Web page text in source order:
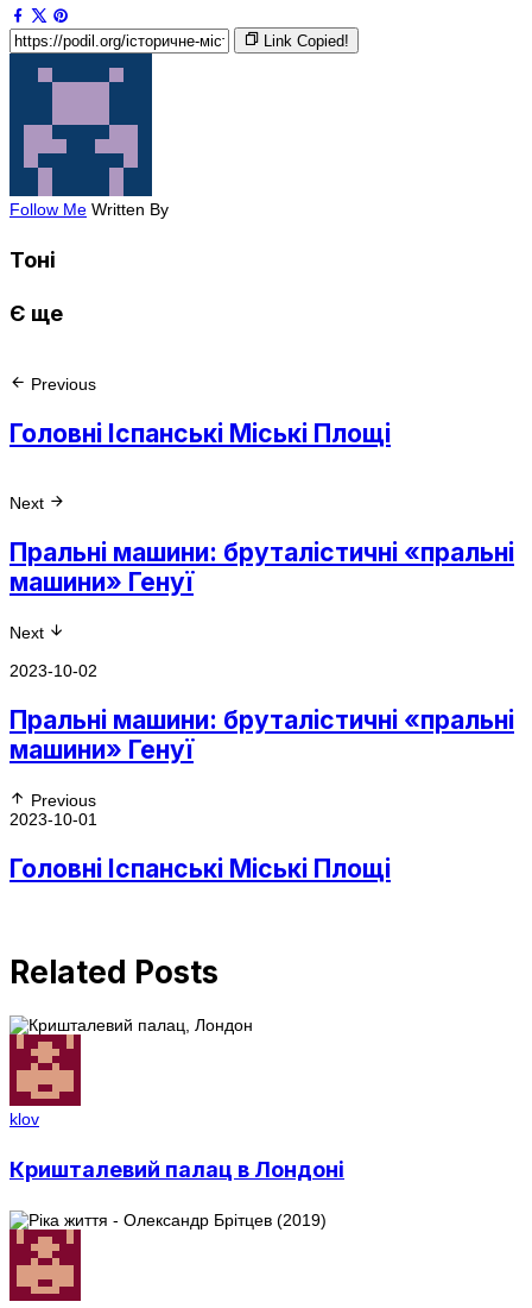
Link Copied!
Follow Me Written By
Тоні
Є ще
Previous
Головні Іспанські Міські Площі
Next
Пральні машини: бруталістичні «пральні
машини» Генуї
Next
2023-10-02
Пральні машини: бруталістичні «пральні
машини» Генуї
Previous
2023-10-01
Головні Іспанські Міські Площі
Related Posts
klov
Кришталевий палац в Лондоні